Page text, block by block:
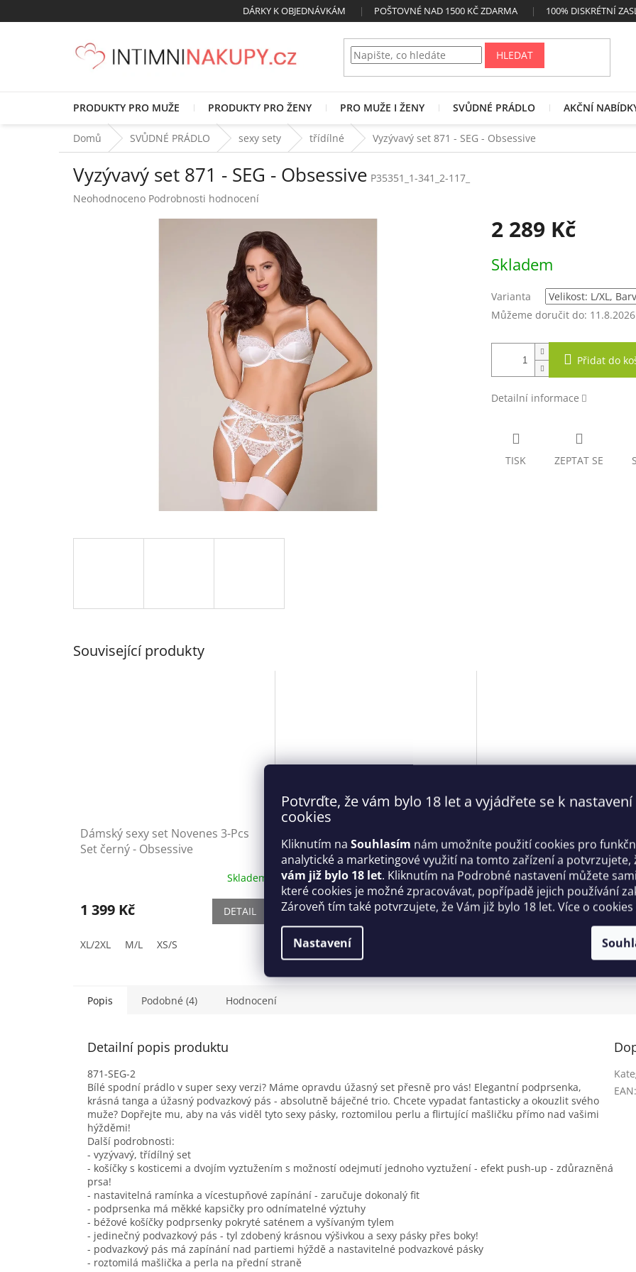
Potvrďte, že vám bylo 18 let a vyjádřete se k nastavení
cookies
Kliknutím na Souhlasím nám umožníte použití cookies pro
analytické a marketingové využití na tomto zařízení a potvrzujete,
vám již bylo 18 let. Kliknutím na Podrobné nastavení můžete
které cookies je možné zpracovávat, popřípadě jejich používání
Zároveň tím také potvrzujete, že Vám již bylo 18 let. Více o cookies
Nastavení
na
DÁRKY K OBJEDNÁVKÁM POŠTOVNÉ NAD 1500 KČ ZDARMA 100% DISKRÉTNÍ
HLEDAT
PRODUKTY PRO MUŽE PRODUKTY PRO ŽENY PRO MUŽE I ŽENY SVŮDNÉ PRÁDLO AKČNÍ
Domů SVŮDNÉ PRÁDLO sexy sety třídílné Vyzývavý set 871 - SEG - Obsessive
Vyzývavý set 871 - SEG - Obsessive P35351_1-341_2-117_
Průměrné
Neohodnoceno Podrobnosti hodnocení
2 289 Kč
cena:
Skladem
Varianta
Můžeme doručit do: 11.8.2026
Přidat do
Detailní informace
TISK ZEPTAT SE
Související produkty
Dámský sexy set Novenes 3-Pcs
Set černý - Obsessive
Skladem
1 399 Kč DETAIL
XL/2XL M/L XS/S
Skladem
1 139 Kč DETAIL
Obsessive
919 Kč
Popis Podobné (4) Hodnocení
Detailní popis produktu
871-SEG-2
Bílé spodní prádlo v super sexy verzi? Máme opravdu úžasný set přesně pro vás! Elegantní podprsenka,
krásná tanga a úžasný podvazkový pás - absolutně báječné trio. Chcete vypadat fantasticky a okouzlit svého
muže? Dopřejte mu, aby na vás viděl tyto sexy pásky, roztomilou perlu a flirtující mašličku přímo nad vašimi
hýžděmi!
Další podrobnosti:
- vyzývavý, třídílný set
- košíčky s kosticemi a dvojím vyztužením s možností odejmutí jednoho vyztužení - efekt push-up - zdůrazněná
prsa!
- nastavitelná ramínka a vícestupňové zapínání - zaručuje dokonalý fit
- podprsenka má měkké kapsičky pro odnímatelné výztuhy
- béžové košíčky podprsenky pokryté saténem a vyšívaným tylem
- jedinečný podvazkový pás - tyl zdobený krásnou výšivkou a sexy pásky přes boky!
- podvazkový pás má zapínání nad partiemi hýždě a nastavitelné podvazkové pásky
- roztomilá mašlička a perla na přední straně
EAN: